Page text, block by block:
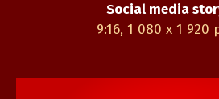
Social media
9:16, 1 080 x 1 920